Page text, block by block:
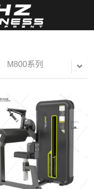
M800系列